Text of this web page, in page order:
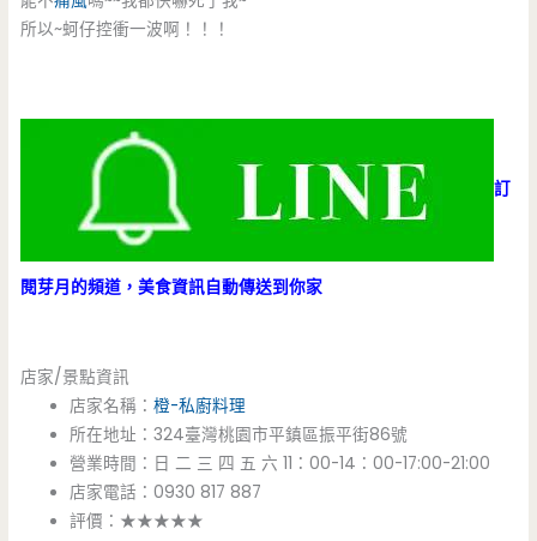
所以~蚵仔控衝一波啊！！！
訂
閱芽月的頻道，美食資訊自動傳送到你家
店家/景點資訊
店家名稱：橙-私廚料理
所在地址：324臺灣桃園市平鎮區振平街86號
營業時間：日 二 三 四 五 六 11：00-14：00-17:00-21:00
店家電話：0930 817 887
評價：★★★★★